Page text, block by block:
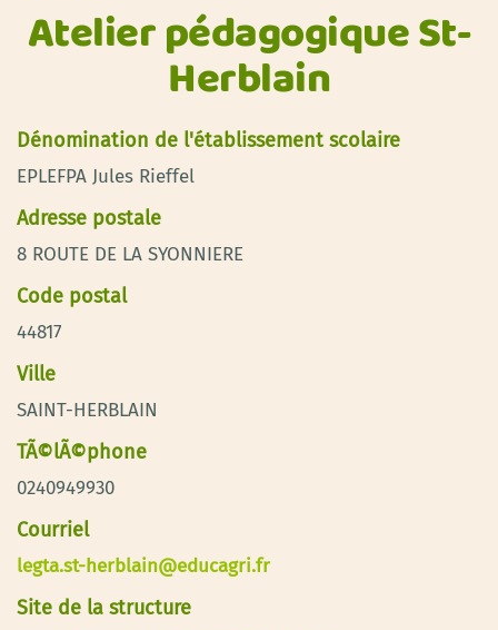
Atelier pédagogique St-
Herblain
Dénomination de l'établissement scolaire
EPLEFPA Jules Rieffel
Adresse postale
8 ROUTE DE LA SYONNIERE
Code postal
44817
Ville
SAINT-HERBLAIN
TÃ©lÃ©phone
0240949930
Courriel
legta.st-herblain@educagri.fr
Site de la structure